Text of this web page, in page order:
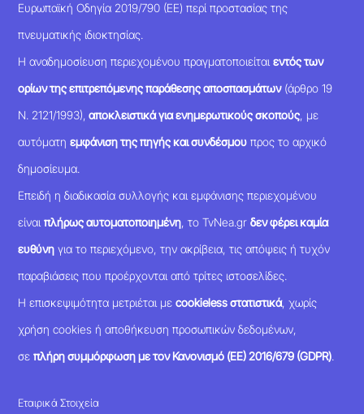
Ευρωπαϊκή Οδηγία 2019/790 (ΕΕ) περί προστασίας της
πνευματικής ιδιοκτησίας.
Η αναδημοσίευση περιεχομένου πραγματοποιείταιεντός των
ορίων της επιτρεπόμενης παράθεσης αποσπασμάτων(άρθρο 19
Ν. 2121/1993), αποκλειστικά για ενημερωτικούς σκοπούς , με
αυτόματηεμφάνιση της πηγής και συνδέσμου προς το αρχικό
δημοσίευμα.
Επειδή η διαδικασία συλλογής και εμφάνισης περιεχομένου
είναιπλήρως αυτοματοποιημένη , το TvNea.grδεν φέρει καμία
ευθύνη για το περιεχόμενο, την ακρίβεια, τις απόψεις ή τυχόν
παραβιάσεις που προέρχονται από τρίτες ιστοσελίδες.
Η επισκεψιμότητα μετριέται μεcookieless στατιστικά, χωρίς
χρήση cookies ή αποθήκευση προσωπικών δεδομένων,
σεπλήρη συμμόρφωση με τον Κανονισμό (ΕΕ) 2016/679 (GDPR).
Εταιρικά Στοιχεία